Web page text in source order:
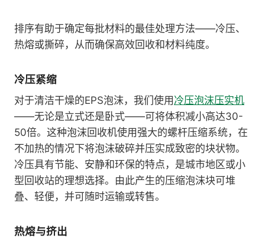
排序有助于确定每批材料的最佳处理方法——冷压、
热熔或撕碎，从而确保高效回收和材料纯度。
冷压紧缩
对于清洁干燥的EPS泡沫，我们使用冷压泡沫压实机
——无论是立式还是卧式——可将体积减小高达30-
50倍。这种泡沫回收机使用强大的螺杆压缩系统，在
不加热的情况下将泡沫破碎并压实成致密的块状物。
冷压具有节能、安静和环保的特点，是城市地区或小
型回收站的理想选择。由此产生的压缩泡沫块可堆
叠、轻便，并可随时运输或转售。
热熔与挤出